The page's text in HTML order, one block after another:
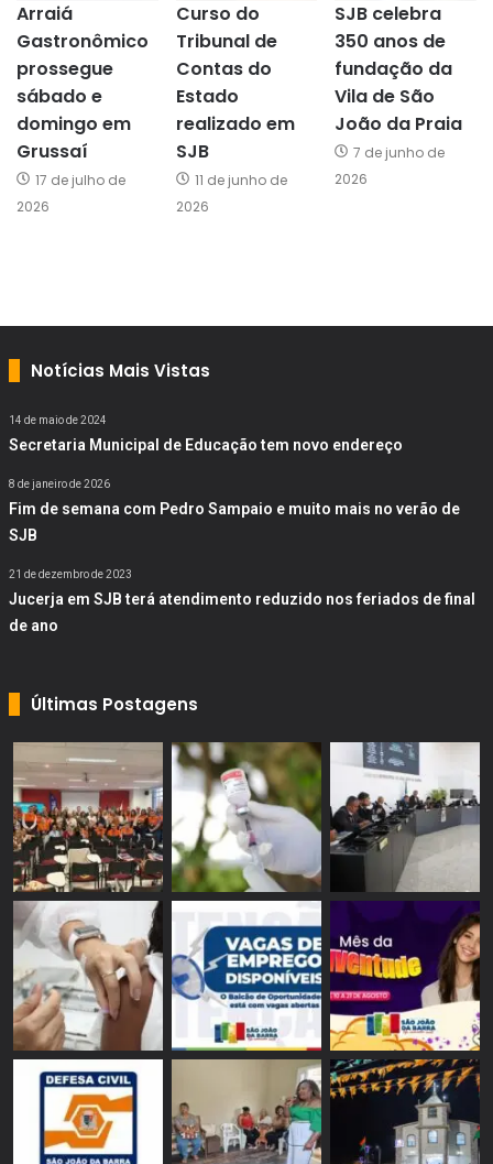
Arraiá
Gastronômico
prossegue
sábado e
domingo em
Grussaí
17 de julho de
2026
Curso do
Tribunal de
Contas do
Estado
realizado em
SJB
11 de junho de
2026
SJB celebra
350 anos de
fundação da
Vila de São
João da Praia
7 de junho de
2026
Notícias Mais Vistas
14 de maio de 2024
Secretaria Municipal de Educação tem novo endereço
8 de janeiro de 2026
Fim de semana com Pedro Sampaio e muito mais no verão de
SJB
21 de dezembro de 2023
Jucerja em SJB terá atendimento reduzido nos feriados de final
de ano
Últimas Postagens